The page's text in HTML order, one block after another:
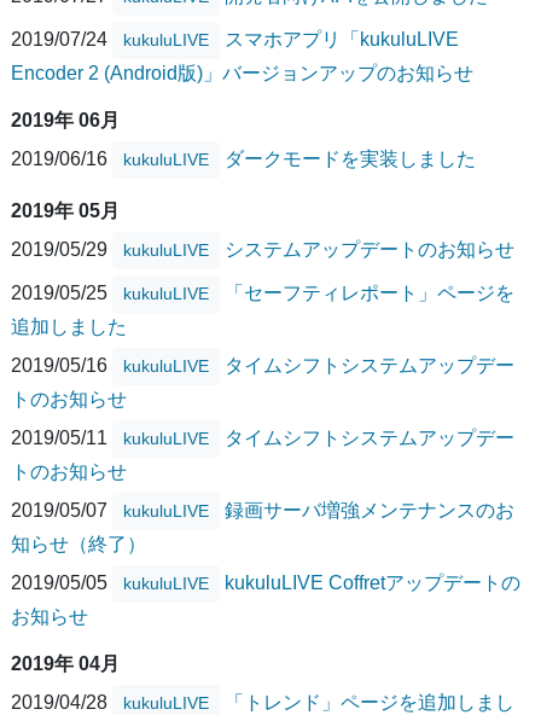
2019/07/24 kukuluLIVE
スマホアプリ「kukuluLIVE
Encoder 2 (Android版)」バージョンアップのお知らせ
2019年 06月
2019/06/16
kukuluLIVE ダークモードを実装しました
2019年 05月
2019/05/29
kukuluLIVE システムアップデートのお知らせ
2019/05/25 kukuluLIVE
「セーフティレポート」ページを
追加しました
2019/05/16
kukuluLIVE
タイムシフトシステムアップデー
トのお知らせ
2019/05/11
kukuluLIVE
タイムシフトシステムアップデー
トのお知らせ
2019/05/07
kukuluLIVE
録画サーバ増強メンテナンスのお
知らせ（終了）
2019/05/05
kukuluLIVE
kukuluLIVE Coffretアップデートの
お知らせ
2019年 04月
2019/04/28
kukuluLIVE
「トレンド」ページを追加しまし